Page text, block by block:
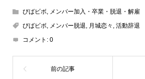
びばビボ
メンバー加入・卒業・脱退・解雇
びばビボ
メンバー脱退 月城恋々 活動辞退
コメント: 0